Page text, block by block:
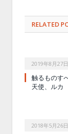
RELATED
2019年8月27日
触るものす
天使、ルカ
2018年5月26日